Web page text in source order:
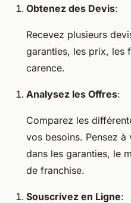
Obtenez des Devis:
Recevez plusieurs
garanties, les prix, les
carence.
Analysez les Offres:
Comparez les
vos besoins. Pensez
dans les garanties, le
de franchise.
Souscrivez en Ligne: